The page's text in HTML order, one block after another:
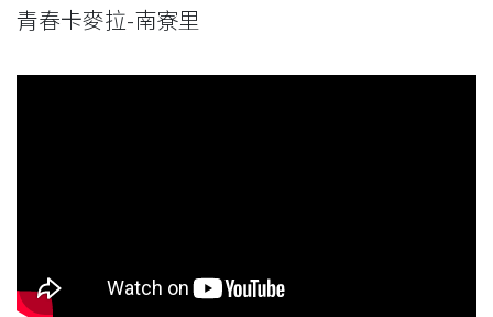
青春卡麥拉-南寮里